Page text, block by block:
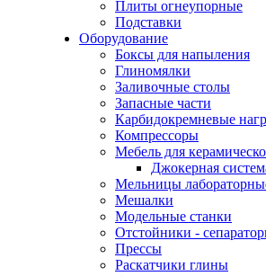
Плиты огнеупорные
Подставки
Оборудование
Боксы для напыления
Глиномялки
Заливочные столы
Запасные части
Карбидокремневые
Компрессоры
Мебель для
Джокерная
Мельницы
Мешалки
Модельные станки
Отстойники -
Прессы
Раскатчики глины